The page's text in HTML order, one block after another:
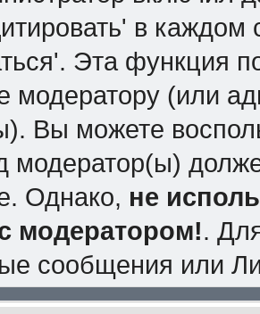
в
Эта функция
модератору (или
Вы можете
модератор(ы)
Однако, не
модератором!.
сообщения или